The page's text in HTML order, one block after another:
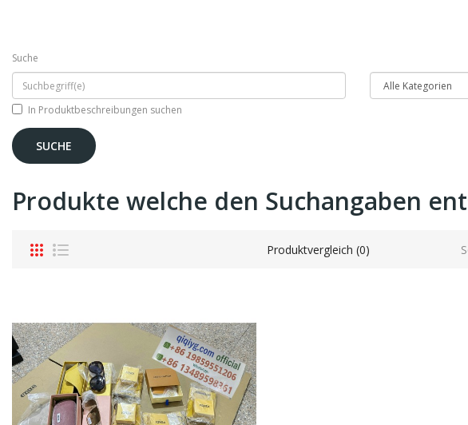
Suche
In Produktbeschreibungen suchen
Produkte welche den Suchangaben
Produktvergleich (0)